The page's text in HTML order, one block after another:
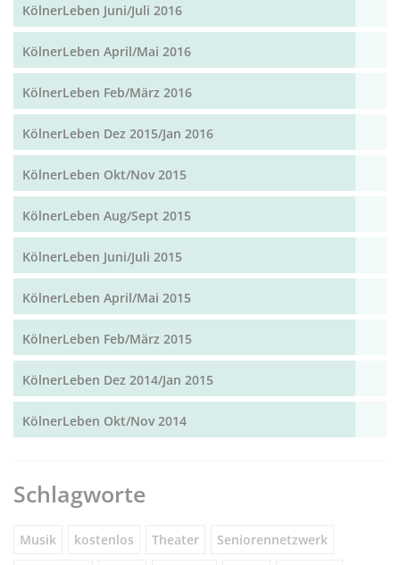
KölnerLeben Juni/Juli 2016
KölnerLeben April/Mai 2016
KölnerLeben Feb/März 2016
KölnerLeben Dez 2015/Jan 2016
KölnerLeben Okt/Nov 2015
KölnerLeben Aug/Sept 2015
KölnerLeben Juni/Juli 2015
KölnerLeben April/Mai 2015
KölnerLeben Feb/März 2015
KölnerLeben Dez 2014/Jan 2015
KölnerLeben Okt/Nov 2014
Schlagworte
Musik kostenlos Theater Seniorennetzwerk